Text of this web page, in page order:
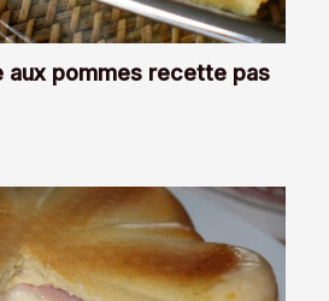
aux pommes recette pas